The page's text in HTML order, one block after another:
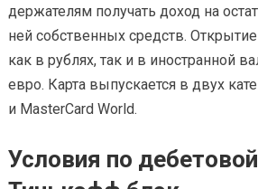
держателям получать доход на
ней собственных средств.
как в рублях, так и в иностранной
евро. Карта выпускается в двух
и MasterCard World.
Условия по